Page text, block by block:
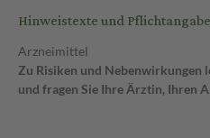
Hinweistexte und
Arzneimittel
Zu Risiken und Nebenwirkungen
und fragen Sie Ihre Ärztin, Ihren